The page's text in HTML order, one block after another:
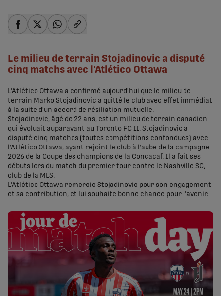
Le milieu de terrain Stojadinovic a disputé
cinq matchs avec l'Atlético Ottawa
L'Atlético Ottawa a confirmé aujourd'hui que le milieu de
terrain Marko Stojadinovic a quitté le club avec effet immédiat
à la suite d'un accord de résiliation mutuelle.
Stojadinovic, âgé de 22 ans, est un milieu de terrain canadien
qui évoluait auparavant au Toronto FC II. Stojadinovic a
disputé cinq matches (toutes compétitions confondues) avec
l'Atlético Ottawa, ayant rejoint le club à l'aube de la campagne
2026 de la Coupe des champions de la Concacaf. Il a fait ses
débuts lors du match du premier tour contre le Nashville SC,
club de la MLS.
L'Atlético Ottawa remercie Stojadinovic pour son engagement
et sa contribution, et lui souhaite bonne chance pour l'avenir.